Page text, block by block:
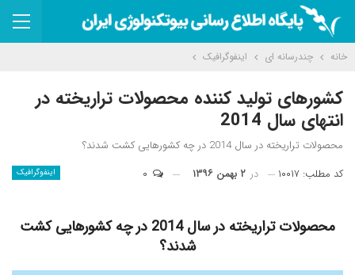
خانه چندرسانه ای اینفوگرافیک
کشورهای تولید کننده محصولات تراریخته در
انتهای سال 2014
محصولات تراریخته در سال 2014 در چه کشورهایی کشت شدند؟
اینفوگرافیک کد مطلب: ۱۰۰۱۷ در ۲ بهمن ۱۳۹۶
محصولات تراریخته در سال 2014 در چه کشورهایی کشت
شدند؟